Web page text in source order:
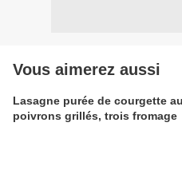
Vous aimerez aussi
Lasagne purée de courgette
poivrons grillés, trois fromage